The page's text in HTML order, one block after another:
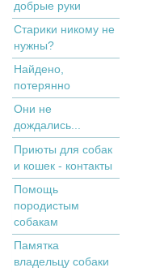
дoбрыe рyки
Старики никому не
нужны?
Найдено,
потерянно
Они не
дождались...
Приюты для собак
и кошек - контакты
Помощь
породистым
собакам
Памятка
владельцу собаки